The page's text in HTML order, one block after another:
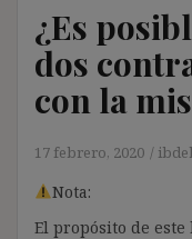
¿Es
dos
con la
17 febrero, 2020
Nota:
El propósito de